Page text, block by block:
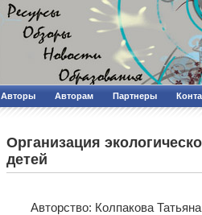
Авторы Авторам Партнеры
Организация
детей
Авторcтво: Колпакова